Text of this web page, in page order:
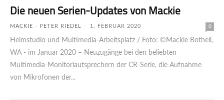
Die neuen Serien-Updates von Mackie
MACKIE - PETER RIEDEL - 1. FEBRUAR 2020 0
Heimstudio und Multimedia-Arbeitsplatz / Foto: ©Mackie Bothell,
WA - im Januar 2020 – Neuzugänge bei den beliebten
Multimedia-Monitorlautsprechern der CR-Serie, die Aufnahme
von Mikrofonen der...